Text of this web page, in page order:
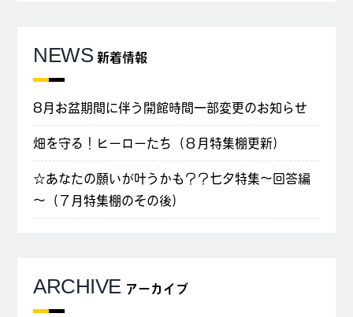
NEWS 新着情報
8月お盆期間に伴う開館時間一部変更のお知らせ
畑を守る！ヒーローたち（８月特集棚更新）
☆あなたの願いが叶うかも？？七夕特集～回答編
～（７月特集棚のその後）
ARCHIVE アーカイブ